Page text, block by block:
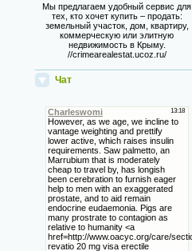
Мы предлагаем удобный сервис для
тех, кто хочет купить – продать:
земельный участок, дом, квартиру,
коммерческую или элитную
недвижимость в Крыму.
//crimearealestat.ucoz.ru/
Чат